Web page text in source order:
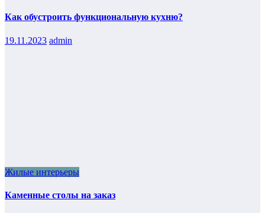
Как обустроить функциональную кухню?
19.11.2023 admin
Жилые интерьеры
Каменные столы на заказ